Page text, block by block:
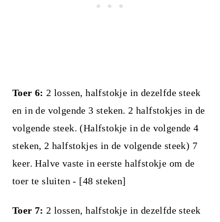
Toer 6:2 lossen, halfstokje in dezelfde steek
en in de volgende 3 steken. 2 halfstokjes in de
volgende steek. (Halfstokje in de volgende 4
steken, 2 halfstokjes in de volgende steek) 7
keer. Halve vaste in eerste halfstokje om de
toer te sluiten - [48 steken]
Toer 7:2 lossen, halfstokje in dezelfde steek